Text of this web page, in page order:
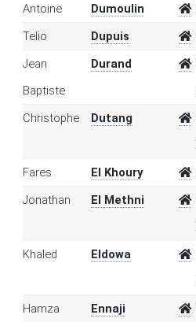
Antoine Dumoulin
Telio
Dupuis
Jean
Baptiste
Durand
Christophe Dutang
Fares El Khoury
Jonathan
El Methni
Khaled Eldowa
Hamza Ennaji